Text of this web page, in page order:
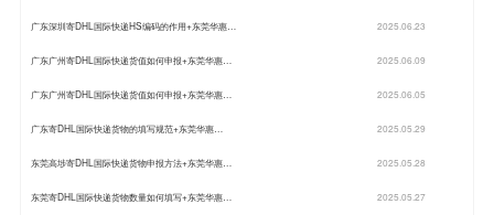
广东深圳寄DHL国际快递HS编码的作用+东莞华惠… 2025.06.23
广东广州寄DHL国际快递货值如何申报+东莞华惠… 2025.06.09
广东广州寄DHL国际快递货值如何申报+东莞华惠… 2025.06.05
广东寄DHL国际快递货物的填写规范+东莞华惠… 2025.05.29
东莞高埗寄DHL国际快递货物申报方法+东莞华惠… 2025.05.28
东莞寄DHL国际快递货物数量如何填写+东莞华惠… 2025.05.27